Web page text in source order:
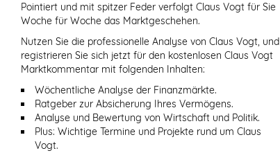
Pointiert und mit spitzer Feder verfolgt Claus Vogt für Sie
Woche für Woche das Marktgeschehen.
Nutzen Sie die professionelle Analyse von Claus Vogt, und
registrieren Sie sich jetzt für den kostenlosen Claus Vogt
Marktkommentar mit folgenden Inhalten:
Wöchentliche Analyse der Finanzmärkte.
Ratgeber zur Absicherung Ihres Vermögens.
Analyse und Bewertung von Wirtschaft und Politik.
Plus: Wichtige Termine und Projekte rund um Claus
Vogt.